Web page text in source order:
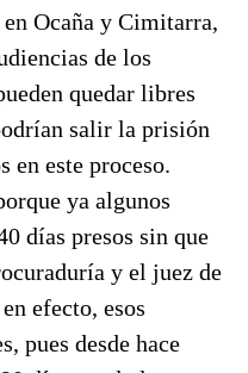
en Ocaña y Cimitarra,
de los
quedar libres
salir la prisión
en este proceso.
ya algunos
días presos sin que
y el juez de
efecto, esos
pues desde hace